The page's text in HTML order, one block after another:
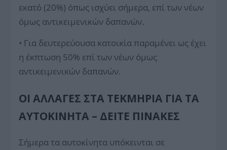
εκατό (20%) όπως ισχύει σήμερα, επί των νέων
όμως αντικειμενικών δαπανών.
• Για δευτερεύουσα κατοικία παραμένει ως έχει
η έκπτωση 50% επί των νέων όμως
αντικειμενικών δαπανών.
ΟΙ ΑΛΛΑΓΈΣ ΣΤΑ ΤΕΚΜΉΡΙΑ ΓΙΑ ΤΑ
ΑΥΤΟΚΊΝΗΤΑ – ΔΕΊΤΕ ΠΊΝΑΚΕΣ
Σήμερα τα αυτοκίνητα υπόκεινται σε